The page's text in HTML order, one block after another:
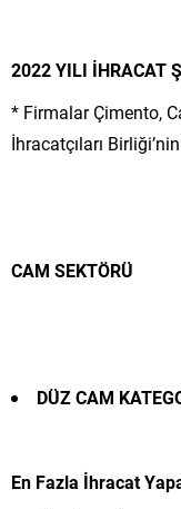
2022 YILI İHRACAT
* Firmalar Çimento,
İhracatçıları
CAM SEKTÖRÜ
DÜZ CAM
En Fazla İhracat